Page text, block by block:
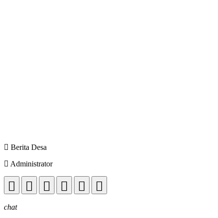
Berita Desa
Administrator
chat